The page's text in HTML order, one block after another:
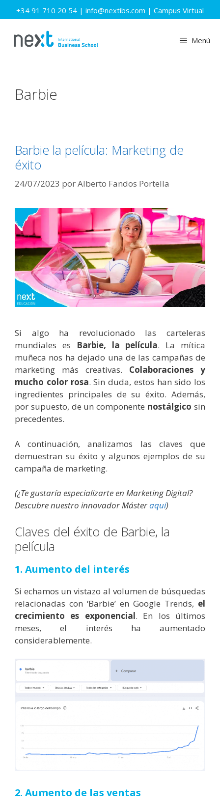
Saltar
al
+34 91 710 20 54 | info@nextibs.com | Campus Virtual
Menú
Barbie
Barbie la película: Marketing de
éxito
24/07/2023 porAlberto Fandos Portella
Si algo ha revolucionado las carteleras
mundiales es
Barbie, la película. La mítica
muñeca nos ha dejado una de las campañas de
marketing más creativas. Colaboraciones y
mucho color rosa. Sin duda, estos han sido los
ingredientes principales de su éxito. Además,
por supuesto, de un componente nostálgico sin
precedentes.
A continuación, analizamos las claves que
demuestran su éxito y algunos ejemplos de su
campaña de marketing.
(¿Te gustaría especializarte en Marketing Digital?
Descubre nuestro innovador Másteraquí)
Claves del éxito de Barbie, la
película
1. Aumento del interés
Si echamos un vistazo al volumen de búsquedas
relacionadas con ‘Barbie’ en Google Trends, el
crecimiento es exponencial. En los últimos
meses, el interés ha aumentado
considerablemente.
2. Aumento de las ventas